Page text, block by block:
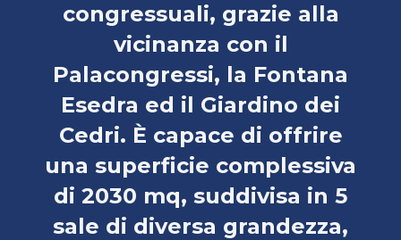
congressuali, grazie alla
vicinanza con il
Palacongressi, la Fontana
Esedra ed il Giardino dei
Cedri. È capace di offrire
una superficie complessiva
di 2030 mq, suddivisa in 5
sale di diversa grandezza,